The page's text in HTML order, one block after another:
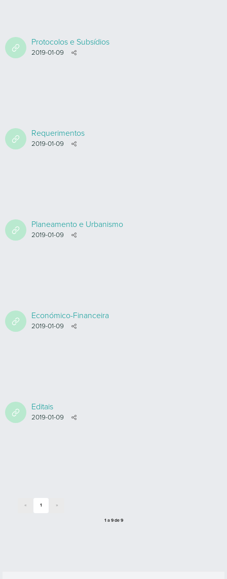
Protocolos e Subsídios
2019-01-09
Requerimentos
2019-01-09
Planeamento e Urbanismo
2019-01-09
Económico-Financeira
2019-01-09
Editais
2019-01-09
« 1 »
1 a 9 de 9